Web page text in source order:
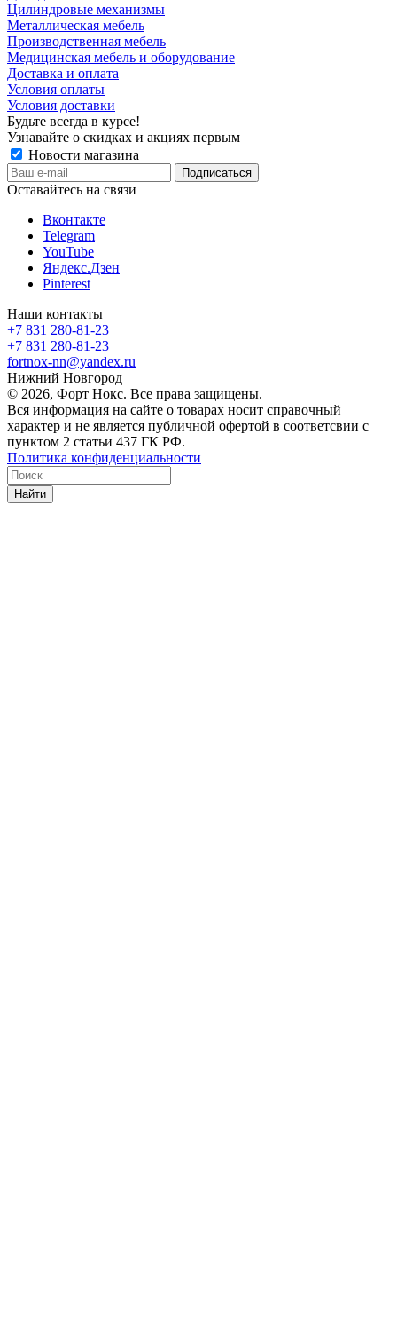
Цилиндровые механизмы
Металлическая мебель
Производственная мебель
Медицинская мебель и оборудование
Доставка и оплата
Условия оплаты
Условия доставки
Будьте всегда в курсе!
Узнавайте о скидках и акциях первым
Новости магазина
Оставайтесь на связи
Вконтакте
Telegram
YouTube
Яндекс.Дзен
Pinterest
Наши контакты
+7 831 280-81-23
+7 831 280-81-23
fortnox-nn@yandex.ru
Нижний Новгород
© 2026, Форт Нокс. Все права защищены.
Вся информация на сайте о товарах носит справочный
характер и не является публичной офертой в соответсвии с
пунктом 2 статьи 437 ГК РФ.
Политика конфиденциальности
Найти